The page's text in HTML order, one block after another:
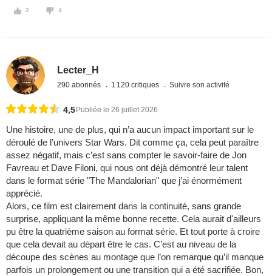
2 4
Lecter_H
290 abonnés 1 120 critiques Suivre son activité
4,5 Publiée le 26 juillet 2026
Une histoire, une de plus, qui n’a aucun impact important sur le
déroulé de l’univers Star Wars. Dit comme ça, cela peut paraître
assez négatif, mais c’est sans compter le savoir-faire de Jon
Favreau et Dave Filoni, qui nous ont déjà démontré leur talent
dans le format série "The Mandalorian" que j’ai énormément
apprécié.
Alors, ce film est clairement dans la continuité, sans grande
surprise, appliquant la même bonne recette. Cela aurait d'ailleurs
pu être la quatrième saison au format série. Et tout porte à croire
que cela devait au départ être le cas. C’est au niveau de la
découpe des scènes au montage que l’on remarque qu’il manque
parfois un prolongement ou une transition qui a été sacrifiée. Bon,